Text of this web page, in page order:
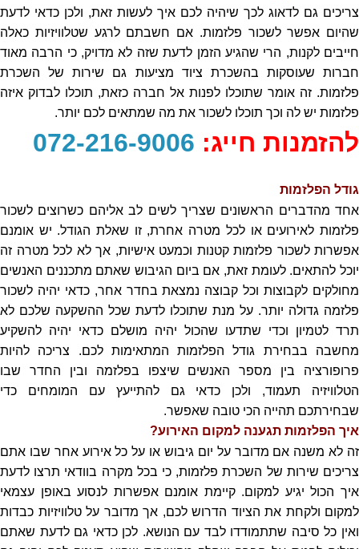
צריכים גם לדאוג לכך שיהיה לכם איך לעשות זאת, ולכן כדאי לדעת
שהיום אפשר לשכור פלזמות. אם חשבתם לרגע שטלוויזיות כאלה
חייבים לקנות, הרי שהגיע הזמן לדעת שזה לא מדויק, כי הרבה מאוד
חברות שעוסקות בהשכרת ציוד מציעות גם שירות של השכרת
פלזמות. זה אומר שתוכלו לפנות אל חברה כזאת, תוכלו לבדוק איזה
פלזמות יש לה וכך תוכלו לשכור את מה שמתאים לכם יותר.
להזמנות חייג: 072-216-9006
גודל הפלזמות
אחד מהדברים הראשונים שצריך לשים לב אליהם כשרוצים לשכור
פלזמות לאירועים או לכל מטרה אחרת, זו שאלת הגודל. יש אומנם
אפשרות לשכור פלזמות קטנות וכמעט אישיות, אך לא לכל מטרה זה
יוכל להתאים. לעומת זאת, אם ביום הגיבוש שאתם מתכננים האנשים
מחולקים לקבוצות וכל קבוצה נמצאת בחדר אחר, כדאי יהיה לשכור
פלזמה גדולה יותר. על מנת שתוכלו לדעת שכל ההשקעה שלכם לא
תרד לטמיון וכדי שתדעו שהכול יהיה מושלם כדאי יהיה להשקיע
מחשבה בבחירת גודל הפלזמות המתאימות לכם. צריכה להיות
פרופורציה בין מספר האנשים שיצפו בפלזמה ובין החדר שבו
הטלוויזיה תעמוד, ולכן כדאי גם להתייעץ עם המומחים כדי
שבחירתכם תהייה הכי טובה שאפשר.
איך הפלזמות תגענה למקום האירוע?
זה לא משנה אם מדובר על יום גיבוש או על כל אירוע אחר שבו אתם
צריכים שירות של השכרת פלזמות, כי בכל מקרה בוודאי תרצו לדעת
איך הכול יגיע למקום. קיימת אומנם אפשרות לנסוע באופן עצמאי
למקום ולקחת את הציוד הדרוש לכם, אך מדובר על טלוויזיות כבדות
ואין כל סיבה שתתמודדו לבד עם הנושא. לכן כדאי גם לדעת שאתם